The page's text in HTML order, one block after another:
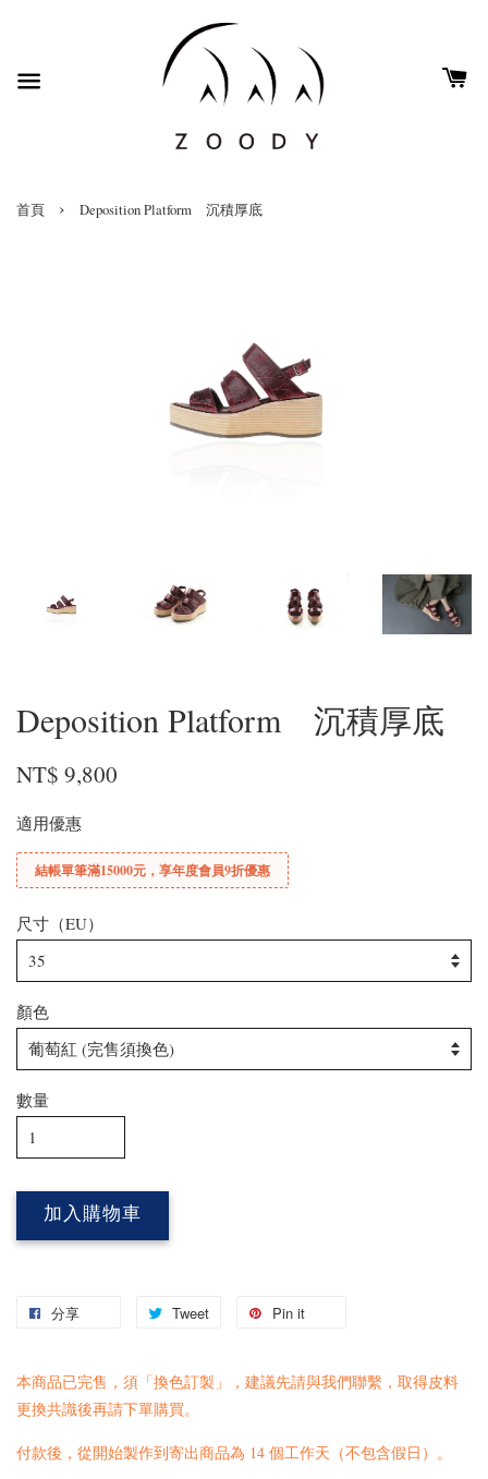
首頁 › Deposition Platform 沉積厚底
Deposition Platform 沉積厚底
NT$ 9,800
適用優惠
結帳單筆滿15000元，享年度會員9折優惠
尺寸（EU）
顏色
數量
加入購物車
分享 Tweet Pin it
本商品已完售，須「換色訂製」，建議先請與我們聯繫 ，取得皮料
更換共識後再請下單購買。
付款後，從開始製作到寄出商品為 14 個工作天（不包含假日）。